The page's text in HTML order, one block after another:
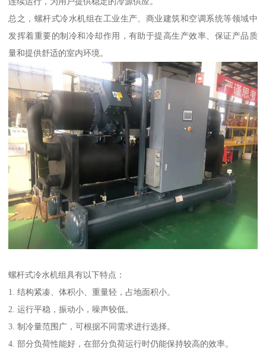
总之，螺杆式冷水机组在工业生产、商业建筑和空调系统等领域中
发挥着重要的制冷和冷却作用，有助于提高生产效率、保证产品质
量和提供舒适的室内环境。
螺杆式冷水机组具有以下特点：
1. 结构紧凑、体积小、重量轻，占地面积小。
2. 运行平稳，振动小，噪声较低。
3. 制冷量范围广，可根据不同需求进行选择。
4. 部分负荷性能好，在部分负荷运行时仍能保持较高的效率。